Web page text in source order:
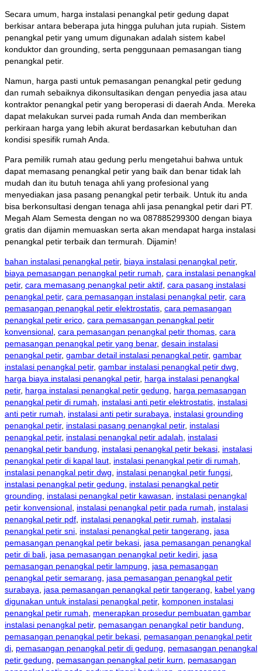
Secara umum, harga instalasi penangkal petir gedung dapat
berkisar antara beberapa juta hingga puluhan juta rupiah. Sistem
penangkal petir yang umum digunakan adalah sistem kabel
konduktor dan grounding, serta penggunaan pemasangan tiang
penangkal petir.
Namun, harga pasti untuk pemasangan penangkal petir gedung
dan rumah sebaiknya dikonsultasikan dengan penyedia jasa atau
kontraktor penangkal petir yang beroperasi di daerah Anda. Mereka
dapat melakukan survei pada rumah Anda dan memberikan
perkiraan harga yang lebih akurat berdasarkan kebutuhan dan
kondisi spesifik rumah Anda.
Para pemilik rumah atau gedung perlu mengetahui bahwa untuk
dapat memasang penangkal petir yang baik dan benar tidak lah
mudah dan itu butuh tenaga ahli yang profesional yang
menyediakan jasa pasang penangkal petir terbaik. Untuk itu anda
bisa berkonsultasi dengan tenaga ahli jasa penangkal petir dari PT.
Megah Alam Semesta dengan no wa 087885299300 dengan biaya
gratis dan dijamin memuaskan serta akan mendapat harga instalasi
penangkal petir terbaik dan termurah. Dijamin!
bahan instalasi penangkal petir, biaya instalasi penangkal petir,
biaya pemasangan penangkal petir rumah cara instalasi penangkal
petir, cara memasang penangkal petir aktif cara pasang instalasi
penangkal petir, cara pemasangan instalasi penangkal petir, cara
pemasangan penangkal petir elektrostatis cara pemasangan
penangkal petir erico cara pemasangan penangkal petir
konvensional cara pemasangan penangkal petir thomas cara
pemasangan penangkal petir yang benar, desain instalasi
penangkal petir, gambar detail instalasi penangkal petir, gambar
instalasi penangkal petir, gambar instalasi penangkal petir dwg
harga biaya instalasi penangkal petir, harga instalasi penangkal
petir, harga instalasi penangkal petir gedung
harga pemasangan
penangkal petir di rumah
instalasi anti petir elektrostatis instalasi
anti petir rumah
instalasi anti petir surabaya
instalasi grounding
penangkal petir, instalasi pasang penangkal petir, instalasi
penangkal petir, instalasi penangkal petir adalah
instalasi
penangkal petir bandung
instalasi penangkal petir bekasi instalasi
penangkal petir di kapal laut instalasi penangkal petir di rumah
instalasi penangkal petir dwg
instalasi penangkal petir fungsi
instalasi penangkal petir gedung
instalasi penangkal petir
grounding
instalasi penangkal petir kawasan
instalasi penangkal
petir konvensional instalasi penangkal petir pada rumah
instalasi
penangkal petir pdf instalasi penangkal petir rumah
instalasi
penangkal petir sni instalasi penangkal petir tangerang
jasa
pemasangan penangkal petir bekasi jasa pemasangan penangkal
petir di bali jasa pemasangan penangkal petir kediri jasa
pemasangan penangkal petir lampung
jasa pemasangan
penangkal petir semarang
jasa pemasangan penangkal petir
surabaya
jasa pemasangan penangkal petir tangerang
kabel yang
digunakan untuk instalasi penangkal petir, komponen instalasi
penangkal petir rumah
menerapkan prosedur pembuatan gambar
instalasi penangkal petir, pemasangan penangkal petir bandung
pemasangan penangkal petir bekasi pemasangan penangkal petir
di pemasangan penangkal petir di gedung
pemasangan penangkal
petir gedung
pemasangan penangkal petir kurn
pemasangan